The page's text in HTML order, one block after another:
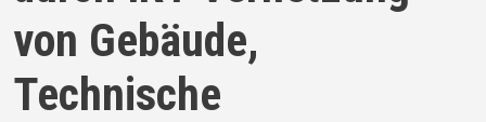
von Gebäude,
Technische